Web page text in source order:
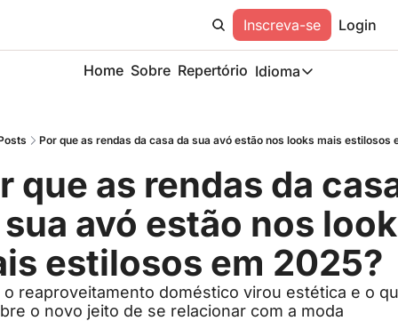
Inscreva-se Login
Home Sobre Repertório Idioma
Idioma
Description
Por que as rendas da casa da sua avó estão nos looks mais estilosos
que as rendas da
avó estão nos
estilosos em 2025?
o reaproveitamento doméstico virou estética e o
o novo jeito de se relacionar com a moda